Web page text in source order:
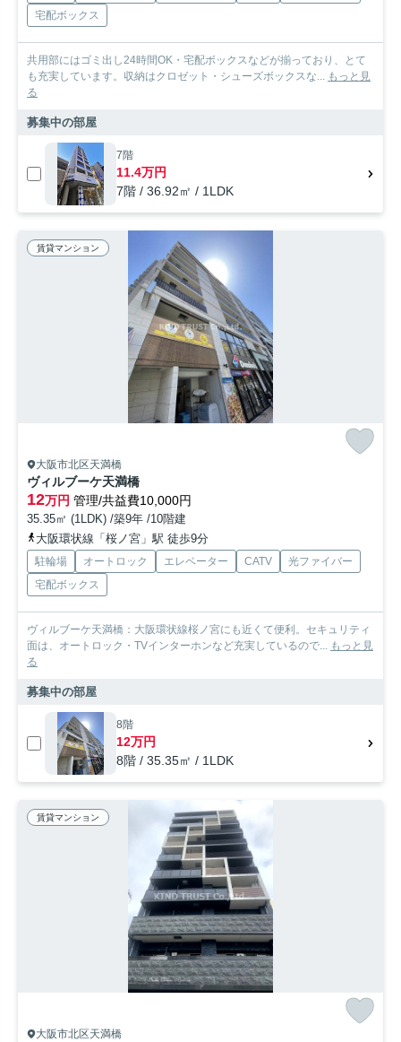
宅配ボックス
共用部にはゴミ出し24時間OK・宅配ボックスなどが揃っており、とて
も充実しています。収納はクロゼット・シューズボックスな... もっと見
る
募集中の部屋
7階
11.4万円
7階 / 36.92㎡ / 1LDK
賃貸マンション
大阪市北区天満橋
ヴィルブーケ天満橋
12万円 管理/共益費10,000円
35.35㎡ (1LDK) /築9年 /10階建
大阪環状線「桜ノ宮」駅 徒歩9分
駐輪場 オートロック エレベーター CATV
光ファイバー
宅配ボックス
ヴィルブーケ天満橋：大阪環状線桜ノ宮にも近くて便利。セキュリティ
面は、オートロック・TVインターホンなど充実しているので... もっと見
る
募集中の部屋
8階
12万円
8階 / 35.35㎡ / 1LDK
賃貸マンション
大阪市北区天満橋